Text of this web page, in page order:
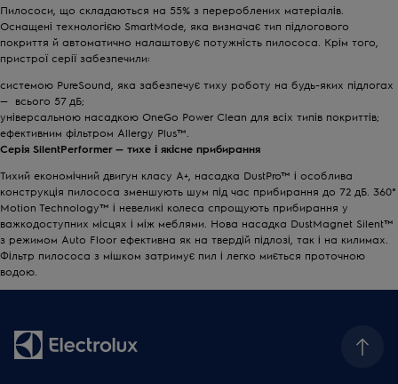
Пилососи, що складаються на 55% з перероблених матеріалів.
Оснащені технологією SmartMode, яка визначає тип підлогового
покриття й автоматично налаштовує потужність пилососа. Крім того,
пристрої серії забезпечили:
системою PureSound, яка забезпечує тиху роботу на будь-яких підлогах
— всього 57 дБ;
універсальною насадкою OneGo Power Clean для всіх типів покриттів;
ефективним фільтром Allergy Plus™.
Серія SilentPerformer— тихе і якісне прибирання
Тихий економічний двигун класу A+, насадка DustPro™ і особлива
конструкція пилососа зменшують шум під час прибирання до 72 дБ. 360°
Motion Technology™ і невеликі колеса спрощують прибирання у
важкодоступних місцях і між меблями. Нова насадка DustMagnet Silent™
з режимом Auto Floor ефективна як на твердій підлозі, так і на килимах.
Фільтр пилососа з мішком затримує пил і легко миється проточною
водою.